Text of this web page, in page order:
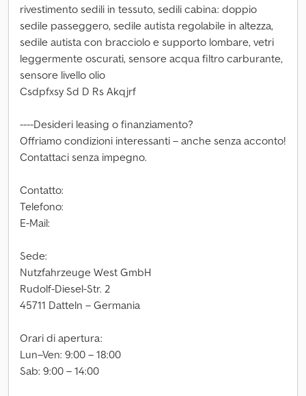
rivestimento sedili in tessuto, sedili cabina: doppio
sedile passeggero, sedile autista regolabile in altezza,
sedile autista con bracciolo e supporto lombare, vetri
leggermente oscurati, sensore acqua filtro carburante,
sensore livello olio
Csdpfxsy Sd D Rs Akqjrf
----Desideri leasing o finanziamento?
Offriamo condizioni interessanti – anche senza acconto!
Contattaci senza impegno.
Contatto:
Telefono:
E-Mail:
Sede:
Nutzfahrzeuge West GmbH
Rudolf-Diesel-Str. 2
45711 Datteln – Germania
Orari di apertura:
Lun–Ven: 9:00 – 18:00
Sab: 9:00 – 14:00